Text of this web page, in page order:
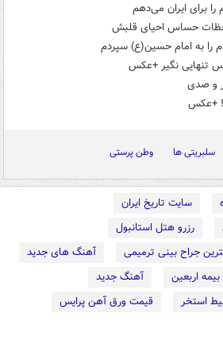
را برای ایران می‌دهم
حساس احیای قلبش
را به امام حسین(ع) سپردم
تنهایی نگیر +عکس
و صدی
+عکس
سلبریتی ها وطن پرستی
سایت تاریخ ایران
رزرو هتل استانبول
جراح بینی ترمیمی
آهنگ های جدید
اربعین
آهنگ جدید
استخر
قیمت ورق آهن پرایس